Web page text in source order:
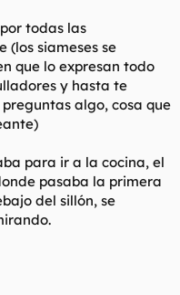
todas las
(los siameses se
que lo expresan todo
y hasta te
algo, cosa que
para ir a la cocina, el
pasaba la primera
del sillón, se